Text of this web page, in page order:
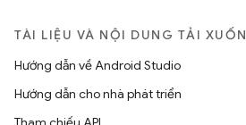
TÀI LIỆU VÀ NỘI DUNG TẢI
Hướng dẫn về Android Studio
Hướng dẫn cho nhà phát triển